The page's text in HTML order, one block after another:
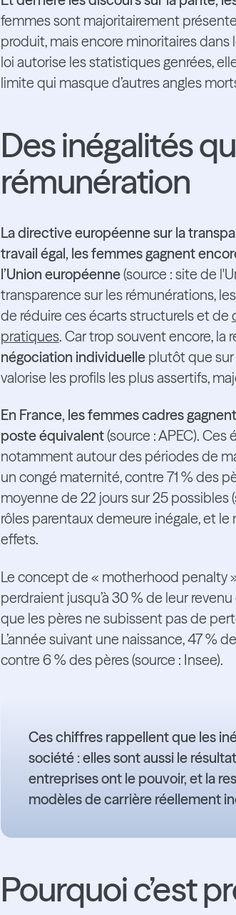
femmes sont majoritairement
produit, mais encore minoritaires
loi autorise les statistiques genrées,
limite qui masque d’autres angles
Des inégalités
rémunération
La directive européenne sur la
travail égal, les femmes gagnent
l’Union européenne(source : site de
transparence sur les rémunérations,
de réduire ces écarts structurels et de
pratiques. Car trop souvent encore, la
négociation individuelleplutôt que sur
valorise les profils les plus assertifs,
En France, les femmes cadres
poste équivalent(source : APEC). Ces
notamment autour des périodes de
un congé maternité, contre 71 % des
moyenne de 22 jours sur 25 possibles
rôles parentaux demeure inégale, et
effets.
Le concept de « motherhood penalty
perdraient jusqu’à 30 % de leur
que les pères ne subissent pas de
L’année suivant une naissance, 47 %
contre 6 % des pères (source : Insee).
Ces chiffres rappellent que les
société : elles sont aussi le
entreprises ont le pouvoir, et la
modèles de carrière réellement
Pourquoi c’est